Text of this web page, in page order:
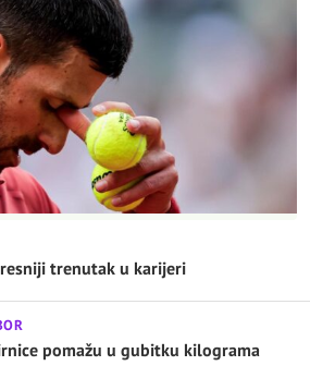
trenutak u karijeri
pomažu u gubitku kilograma